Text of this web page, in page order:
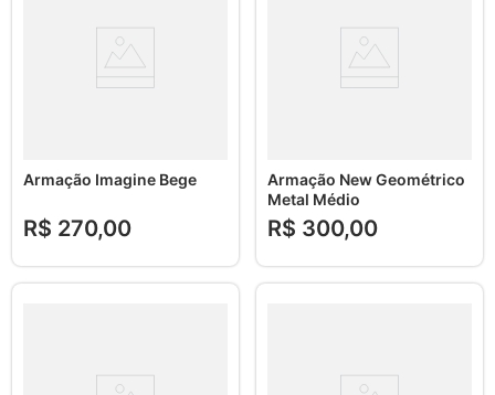
Armação Imagine Bege
R$ 270,00
Armação New Geométrico
Metal Médio
R$ 300,00